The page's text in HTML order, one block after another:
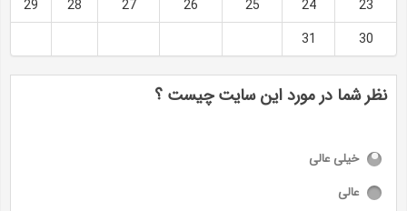
23
24
25
26
27
28
29
30
31
نظر شما در مورد این سایت چیست ؟
خیلی عالی
عالی